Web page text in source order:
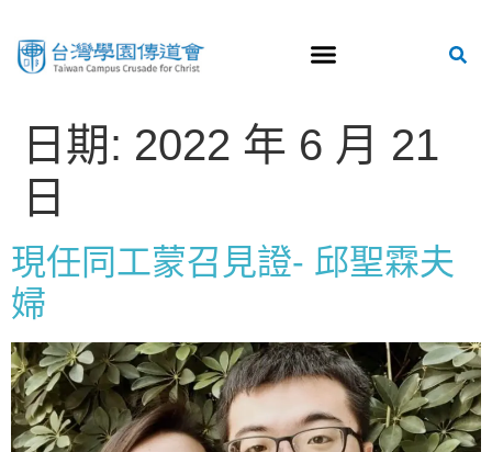
日期: 2022 年 6 月 21
日
現任同工蒙召見證- 邱聖霖夫
婦